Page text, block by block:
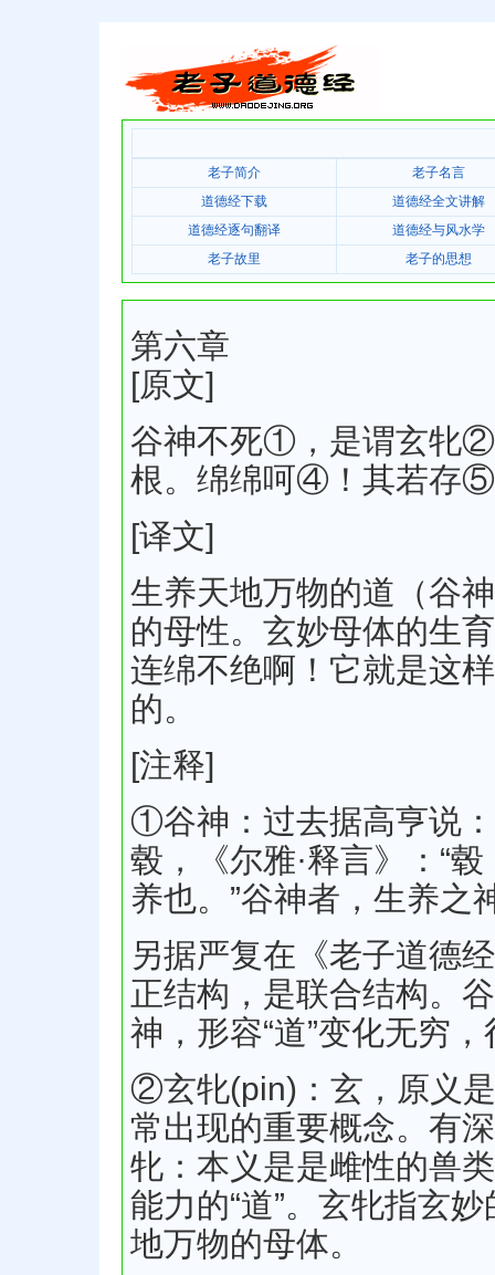
老子简介
老子名言
道德经下载
道德经全文讲解
道德经逐句翻译
道德经与风水学
老子故里
老子的思想
第六章
[原文]
谷神不死①，是谓玄牝
根。绵绵呵④！其若存
[译文]
生养天地万物的道（谷
的母性。玄妙母体的生
连绵不绝啊！它就是这
的。
[注释]
①谷神：过去据高亨说
毂，《尔雅·释言》：“
养也。”谷神者，生养之
另据严复在《老子道德
正结构，是联合结构。
神，形容“道”变化无穷
②玄牝(pin)：玄，原义
常出现的重要概念。有
牝：本义是是雌性的兽
能力的“道”。玄牝指玄
地万物的母体。